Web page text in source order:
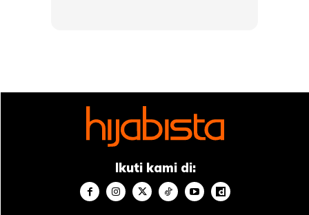
A Post Shared By Nadiya (@nadiyajhussain)
Kemenangan wanita kelahiran Bangladesh ini bukan hanya
berjaya meningkatkan keyakinan diri bahkan banyak
Ikuti kami di: